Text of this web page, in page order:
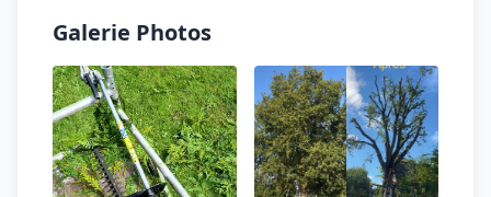
Galerie Photos